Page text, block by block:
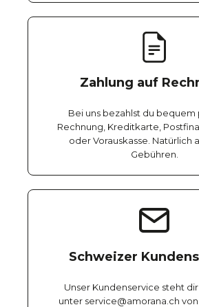
Zahlung auf
Bei uns bezahlst du bequem
Rechnung, Kreditkarte,
oder Vorauskasse. Natürlich
Gebühren.
Schweizer
Unser Kundenservice steht
unter service@amorana.ch